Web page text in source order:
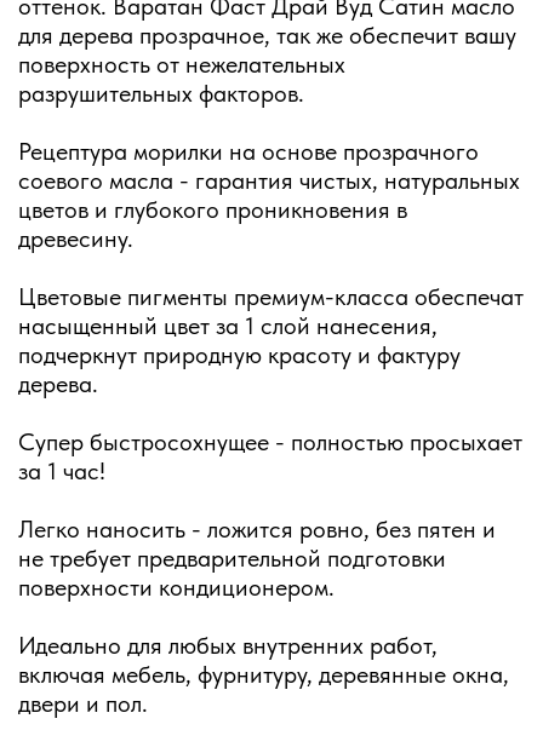
оттенок. Варатан Фаст Драй Вуд Сатин масло
для дерева прозрачное, так же обеспечит вашу
поверхность от нежелательных
разрушительных факторов.
Рецептура морилки на основе прозрачного
соевого масла - гарантия чистых, натуральных
цветов и глубокого проникновения в
древесину.
Цветовые пигменты премиум-класса обеспечат
насыщенный цвет за 1 слой нанесения,
подчеркнут природную красоту и фактуру
дерева.
Супер быстросохнущее - полностью просыхает
за 1 час!
Легко наносить - ложится ровно, без пятен и
не требует предварительной подготовки
поверхности кондиционером.
Идеально для любых внутренних работ,
включая мебель, фурнитуру, деревянные окна,
двери и пол.